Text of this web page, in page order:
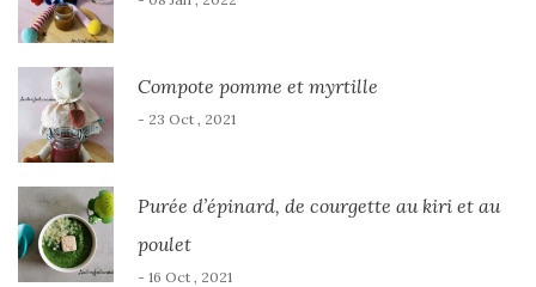
Compote pomme et myrtille
- 23 Oct , 2021
Purée d’épinard, de courgette au kiri et au
poulet
- 16 Oct , 2021